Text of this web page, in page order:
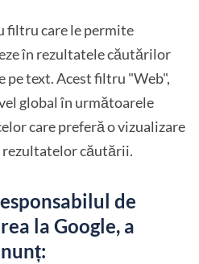
filtru care le permite
în rezultatele căutărilor
pe text. Acest filtru "Web",
global în următoarele
care preferă o vizualizare
rezultatelor căutării.
de
la Google, a